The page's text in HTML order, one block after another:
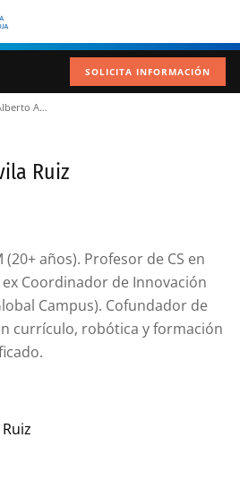
SOLICITA INFORMACIÓN
Carlos Alberto Avila Ruiz
Ruiz
(20+ años). Profesor de CS en
Coordinador de Innovación
Campus). Cofundador de
currículo, robótica y formación